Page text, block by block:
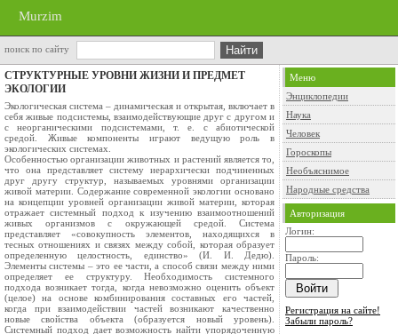
Murzim
поиск по сайту
СТРУКТУРНЫЕ УРОВНИ ЖИЗНИ И ПРЕДМЕТ
ЭКОЛОГИИ
Экологическая система – динамическая и открытая, включает в
себя живые подсистемы, взаимодействующие друг с другом и
с неорганическими подсистемами, т. е. с абиотической
средой. Живые компоненты играют ведущую роль в
экологических системах.
Особенностью организации животных и растений является то,
что она представляет систему иерархически подчиненных
друг другу структур, называемых уровнями организации
живой материи. Содержание современной экологии основано
на концепции уровней организации живой материи, которая
отражает системный подход к изучению взаимоотношений
живых организмов с окружающей средой. Система
представляет «совокупность элементов, находящихся в
тесных отношениях и связях между собой, которая образует
определенную целостность, единство» (И. И. Дедю).
Элементы системы – это ее части, а способ связи между ними
определяет ее структуру. Необходимость системного
подхода возникает тогда, когда невозможно оценить объект
(целое) на основе комбинирования составных его частей,
когда при взаимодействии частей возникают качественно
новые свойства объекта (образуется новый уровень).
Системный подход дает возможность найти упорядоченную
Меню
Энциклопедии
Наука
Человек
Гороскопы
Необъяснимое
Народные средства
Авторизация
Логин:
Пароль:
Регистрация на сайте!
Забыли пароль?